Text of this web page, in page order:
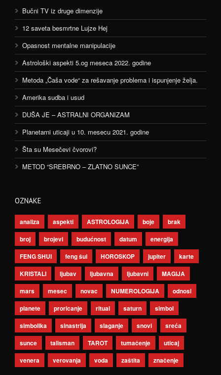
Bučni TV iz druge dimenzije
12 saveta besmrtne Lujze Hej
Opasnost mentalne manipulacije
Astrološki aspekti 5.og meseca 2022. godine
Metoda „Čaša vode“ za rešavanje problema i ispunjenje želja.
Amerika sudba i usud
DUŠA JE – ASTRALNI ORGANIZAM
Planetarni uticaji u 10. mesecu 2021. godine
Šta su Mesečevi čvorovi?
METOD “SREBRNO – ZLATNO SUNCE”
OZNAKE
analiza aspekti ASTROLOGIJA boje
brak
broj
brojevi budućnost datum
energija
FENG SHUI
feng šui HOROSKOP jupiter
karte
KRISTALI
ljubav ljubavna ljubavni
MAGIJA
mars
mesec novac NUMEROLOGIJA
odnosi
planete
proricanje ritual saturn
simbol
simbolika
sinastrija slaganje snovi
sreća
sunce
talisman TAROT tumačenje
uticaj
venera
verovanja voda zaštita značenje